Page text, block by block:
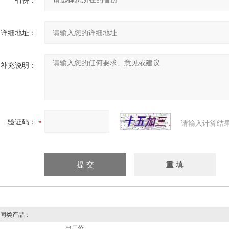
详细地址：
补充说明：
验证码： 请输入计算结
类产品：